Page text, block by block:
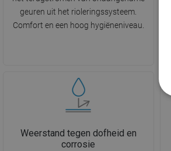
geuren uit het rioleringssysteem.
Comfort en een hoog hygiëneniveau.
Weerstand tegen dofheid en
corrosie